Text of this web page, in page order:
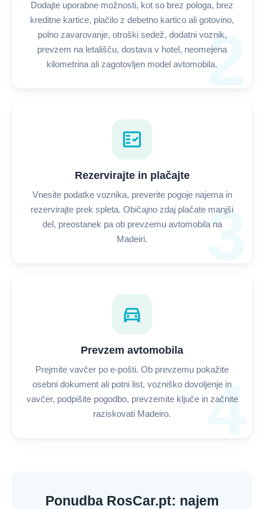
2
Dodajte uporabne možnosti, kot so brez pologa, brez
kreditne kartice, plačilo z debetno kartico ali gotovino,
polno zavarovanje, otroški sedež, dodatni voznik,
prevzem na letališču, dostava v hotel, neomejena
kilometrina ali zagotovljen model avtomobila.
3
fact_check
Rezervirajte in plačajte
Vnesite podatke voznika, preverite pogoje najema in
rezervirajte prek spleta. Običajno zdaj plačate manjši
del, preostanek pa ob prevzemu avtomobila na
Madeiri.
4
directions_car
Prevzem avtomobila
Prejmite vavčer po e-pošti. Ob prevzemu pokažite
osebni dokument ali potni list, vozniško dovoljenje in
vavčer, podpišite pogodbo, prevzemite ključe in začnite
raziskovati Madeiro.
Ponudba RosCar.pt: najem